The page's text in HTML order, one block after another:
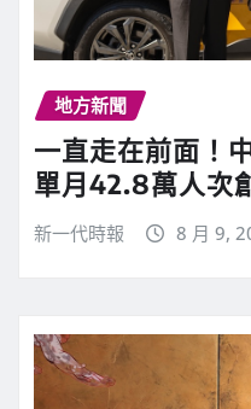
地方新聞
一直走在前面！
單月42.8萬人次
新一代時報 8 月 9,